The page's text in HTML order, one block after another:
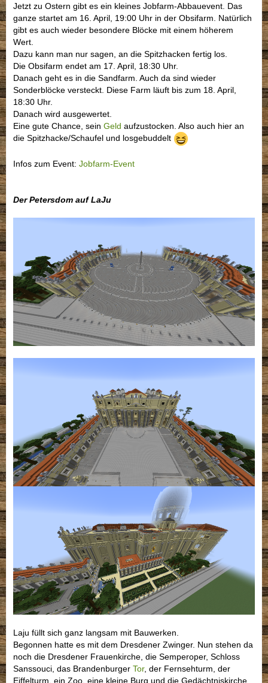
Jetzt zu Ostern gibt es ein kleines Jobfarm-Abbauevent. Das
ganze startet am 16. April, 19:00 Uhr in der Obsifarm. Natürlich
gibt es auch wieder besondere Blöcke mit einem höherem
Wert.
Dazu kann man nur sagen, an die Spitzhacken fertig los.
Die Obsifarm endet am 17. April, 18:30 Uhr.
Danach geht es in die Sandfarm. Auch da sind wieder
Sonderblöcke versteckt. Diese Farm läuft bis zum 18. April,
18:30 Uhr.
Danach wird ausgewertet.
Eine gute Chance, sein Geld aufzustocken. Also auch hier an
die Spitzhacke/Schaufel und losgebuddelt
Infos zum Event: Jobfarm-Event
Der Petersdom auf LaJu
Laju füllt sich ganz langsam mit Bauwerken.
Begonnen hatte es mit dem Dresdener Zwinger. Nun stehen da
noch die Dresdener Frauenkirche, die Semperoper, Schloss
Sanssouci, das Brandenburger Tor, der Fernsehturm, der
Eiffelturm, ein Zoo, eine kleine Burg und die Gedächtniskirche